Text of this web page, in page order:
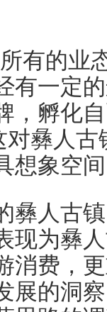
的业
有一定
，孵化
对彝人
想象空
人古镇
现为彝
消费，
展的洞